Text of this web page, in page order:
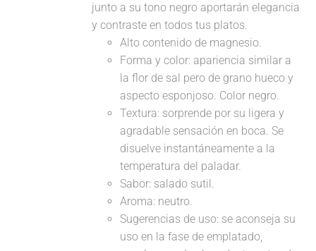
junto a su tono negro aportarán elegancia
y contraste en todos tus platos.
Alto contenido de magnesio.
Forma y color: apariencia similar a
la flor de sal pero de grano hueco y
aspecto esponjoso. Color negro.
Textura: sorprende por su ligera y
agradable sensación en boca. Se
disuelve instantáneamente a la
temperatura del paladar.
Sabor: salado sutil.
Aroma: neutro.
Sugerencias de uso: se aconseja su
uso en la fase de emplatado,